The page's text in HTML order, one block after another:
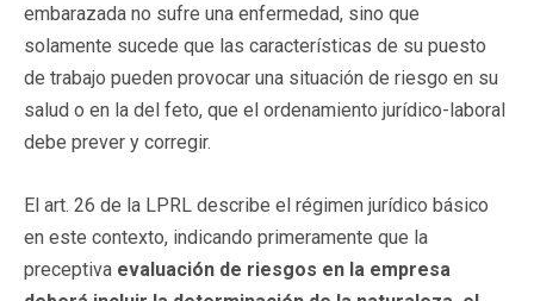
embarazada no sufre una enfermedad, sino que
solamente sucede que las características de su puesto
de trabajo pueden provocar una situación de riesgo en su
salud o en la del feto, que el ordenamiento jurídico-laboral
debe prever y corregir.
El art. 26 de la LPRL describe el régimen jurídico básico
en este contexto, indicando primeramente que la
preceptiva evaluación de riesgos en la empresa